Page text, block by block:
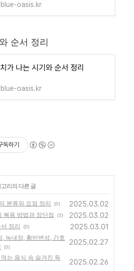
oasis.kr
순서 정리
가 나는 시기와 순서 정리
oasis.kr
독하기
고리의 다른 글
분류와 요점 정리 (0) 2025.03.02
복용 방법과 장단점 (3) 2025.03.02
정리 (0) 2025.03.01
녹내장, 황반변성, 간호
(0)
2025.02.27
는 음식 속 숨겨진 독
2025.02.26